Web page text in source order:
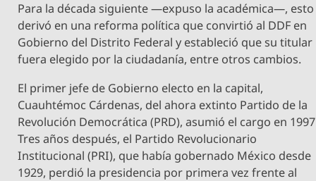
Para la década siguiente —expuso la académica—, esto
derivó en una reforma política que convirtió al DDF en
Gobierno del Distrito Federal y estableció que su titular
fuera elegido por la ciudadanía, entre otros cambios.
El primer jefe de Gobierno electo en la capital,
Cuauhtémoc Cárdenas, del ahora extinto Partido de la
Revolución Democrática (PRD), asumió el cargo en
Tres años después, el Partido Revolucionario
Institucional (PRI), que había gobernado México desde
1929, perdió la presidencia por primera vez frente al